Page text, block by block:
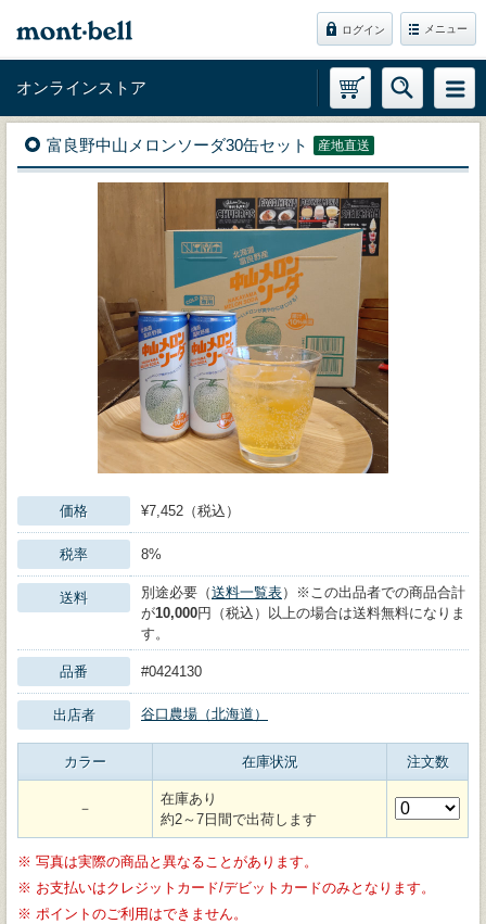
ログイン メニュー
オンラインストア
富良野中山メロンソーダ30缶セット 産地直送
価格 ¥7,452（税込）
税率 8%
送料 別途必要（送料一覧表）※この出品者での商品合計
が10,000円（税込）以上の場合は送料無料になりま
す。
品番 #0424130
出店者 谷口農場（北海道）
カラー 在庫状況 注文数
－
在庫あり
約2～7日間で出荷します
※ 写真は実際の商品と異なることがあります。
※ お支払いはクレジットカード/デビットカードのみとなります。
※ ポイントのご利用はできません。